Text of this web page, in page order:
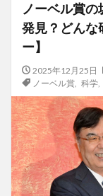
ノーベル賞
発見？どんな
ー】
2025年12月25日
ノーベル賞, 科学,